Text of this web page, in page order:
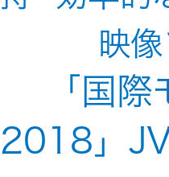
映
「国
2018」